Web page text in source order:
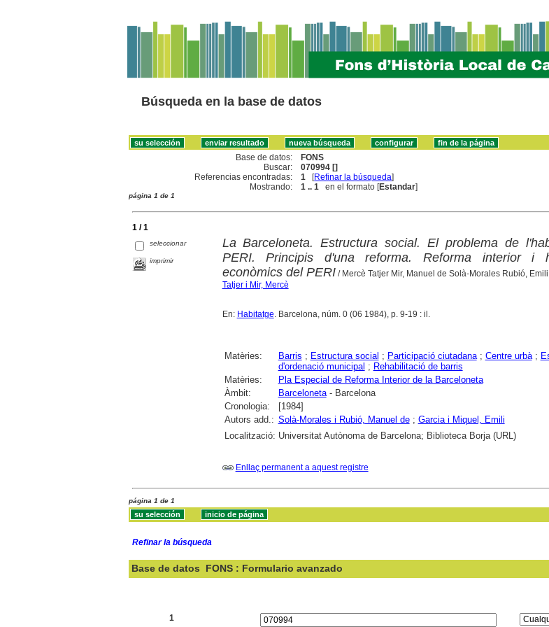
Búsqueda en la base de datos
Base de datos:
FONS
Buscar:
070994 []
Referencias encontradas:
1 [Refinar la búsqueda]
Mostrando:
1 .. 1 en el formato [Estandar]
página 1 de 1
1 / 1
seleccionar
imprimir
La Barceloneta. Estructura social. El problema de
PERI. Principis d'una reforma. Reforma interior i
econòmics del PERI/ Mercè Tatjer Mir, Manuel de Solà-Morales Rubió,
Tatjer i Mir, Mercè
En: Habitatge. Barcelona, núm. 0 (06 1984), p. 9-19 : il.
Matèries: Barris ; Estructura social ; Participació ciutadana; Centre urbà;
d'ordenació municipal ; Rehabilitació de barris
Matèries:
Pla Especial de Reforma Interior de la Barceloneta
Àmbit:
Barceloneta- Barcelona
Cronologia:
[1984]
Autors add.: Solà-Morales i Rubió, Manuel de; Garcia i Miquel, Emili
Localització: Universitat Autònoma de Barcelona; Biblioteca Borja (URL)
Enllaç permanent a aquest registre
página 1 de 1
Refinar la búsqueda
Base de datos FONS : Formulario avanzado
1